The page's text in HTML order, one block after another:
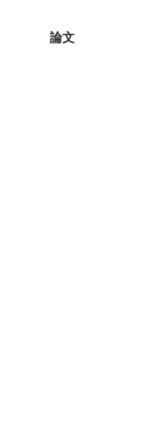
論文